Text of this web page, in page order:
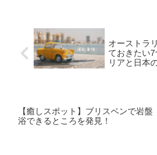
オーストラ
ておきたい
リアと日本
【癒しスポット】ブリスベンで岩盤
浴できるところを発見！